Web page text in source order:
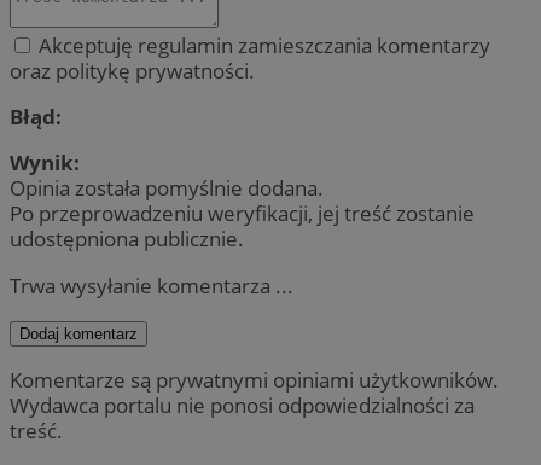
Akceptuję regulamin zamieszczania komentarzy
oraz politykę prywatności.
Błąd:
Wynik:
Opinia została pomyślnie dodana.
Po przeprowadzeniu weryfikacji, jej treść zostanie
udostępniona publicznie.
Trwa wysyłanie komentarza ...
Dodaj komentarz
Komentarze są prywatnymi opiniami użytkowników.
Wydawca portalu nie ponosi odpowiedzialności za
treść.